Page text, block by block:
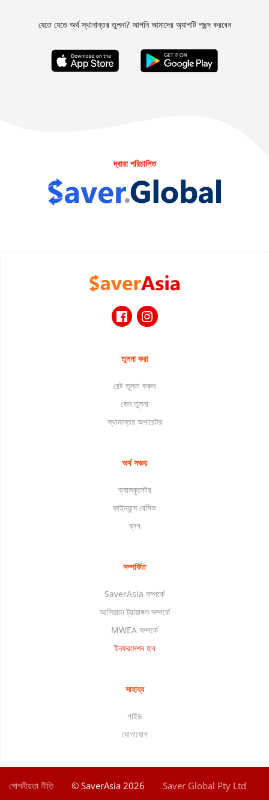
যেতে যেতে অর্থ স্থানান্তর তুলনা? আপনি আমাদের অ্যাপটি পছন্দ করবেন
দ্বারা পরিচালিত
তুলনা করা
রেট তুলনা করুন
কেন তুলনা
স্থানান্তর অপারেটর
অর্থ সঞ্চয়
ক্যালকুলেটর
ফাইন্যান্স বেসিক
ব্লগ
সম্পর্কিত
SaverAsia সম্পর্কে
আসিয়ানে ট্রায়াঙ্গল সম্পর্কে
MWEA সম্পর্কে
ইনফরমেশন হাব
সাহায্য
গাইড
যোগাযোগ
গোপনীয়তা নীতি © SaverAsia 2026 Saver Global Pty Ltd